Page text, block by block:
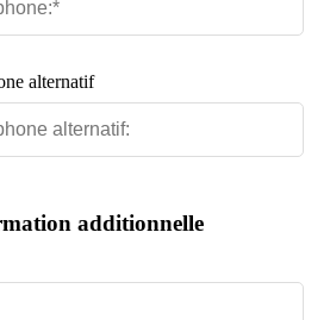
alternatif
additionnelle